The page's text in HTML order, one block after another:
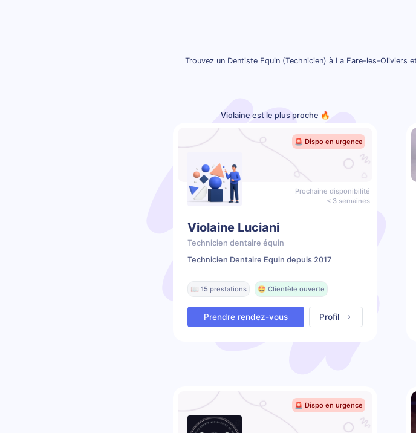
Trouvez un Dentiste Equin (Technicien) à La Fare-les-
Violaine est le plus proche 🔥
🚨 Dispo en urgence
Prochaine disponibilité
< 3 semaines
Violaine Luciani
Technicien dentaire équin
Technicien Dentaire Équin depuis 2017
📖 15 prestations 🤩 Clientèle ouverte
Prendre rendez-vous Profil
🚨 Dispo en urgence